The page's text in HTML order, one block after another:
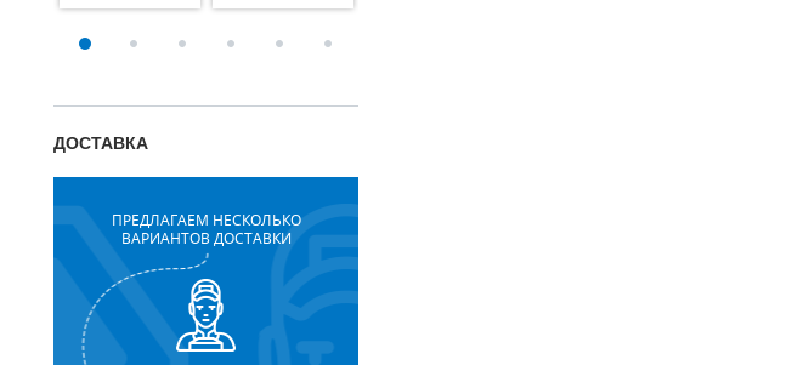
ДОСТАВКА
ПРЕДЛАГАЕМ НЕСКОЛЬКО
ВАРИАНТОВ ДОСТАВКИ